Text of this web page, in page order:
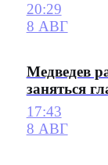
20:29
8 АВГ
Медведев
заняться
17:43
8 АВГ